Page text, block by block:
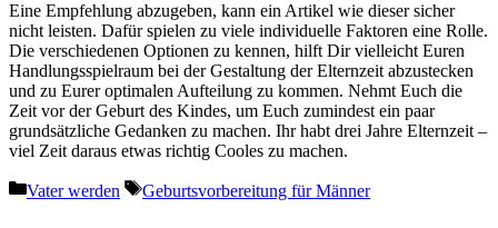
Eine Empfehlung abzugeben, kann ein Artikel wie dieser sicher
nicht leisten. Dafür spielen zu viele individuelle Faktoren eine Rolle.
Die verschiedenen Optionen zu kennen, hilft Dir vielleicht Euren
Handlungsspielraum bei der Gestaltung der Elternzeit abzustecken
und zu Eurer optimalen Aufteilung zu kommen. Nehmt Euch die
Zeit vor der Geburt des Kindes, um Euch zumindest ein paar
grundsätzliche Gedanken zu machen. Ihr habt drei Jahre Elternzeit –
viel Zeit daraus etwas richtig Cooles zu machen.
Kategorien
Vater werden Schlagwörter
Geburtsvorbereitung für Männer